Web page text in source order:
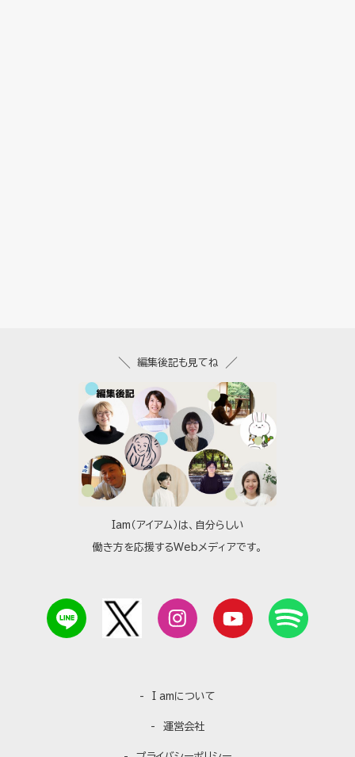
Iam（アイアム）は、自分らしい
働き方を応援するWebメディアです。
I amについて
運営会社
編集後記も見てね